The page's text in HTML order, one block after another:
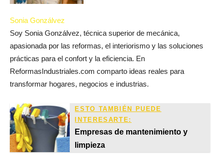
Sonia Gonzálvez
Soy Sonia Gonzálvez, técnica superior de mecánica,
apasionada por las reformas, el interiorismo y las soluciones
prácticas para el confort y la eficiencia. En
ReformasIndustriales.com comparto ideas reales para
transformar hogares, negocios e industrias.
ESTO TAMBIÉN PUEDE
INTERESARTE:
Empresas de mantenimiento y
limpieza